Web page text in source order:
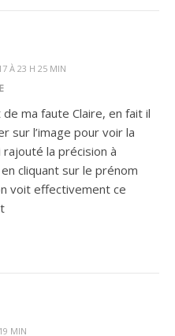
À 23 H 25 MIN
de ma faute Claire, en fait il
sur l’image pour voir la
rajouté la précision à
en cliquant sur le prénom
voit effectivement ce
MIN